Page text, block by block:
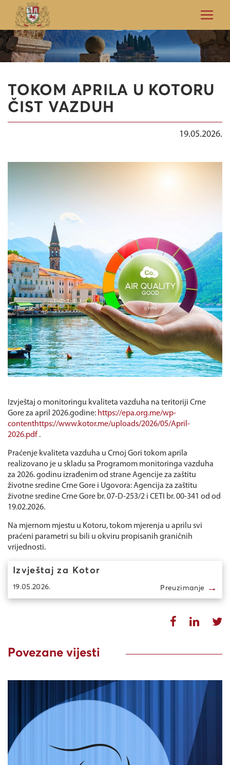
TOKOM APRILA U KOTORU
ČIST VAZDUH
19.05.2026.
Izvještaj o monitoringu kvaliteta vazduha na teritoriji Crne
Gore za april 2026.godine: https://epa.org.me/wp-
contenthttps://www.kotor.me/uploads/2026/05/April-
2026.pdf .
Praćenje kvaliteta vazduha u Crnoj Gori tokom aprila
realizovano je u skladu sa Programom monitoringa vazduha
za 2026. godinu izrađenim od strane Agencije za zaštitu
životne sredine Crne Gore i Ugovora: Agencija za zaštitu
životne sredine Crne Gore br. 07-D-253/2 i CETI br. 00-341 od od
19.02.2026.
Na mjernom mjestu u Kotoru, tokom mjerenja u aprilu svi
praćeni parametri su bili u okviru propisanih graničnih
vrijednosti.
Izvještaj za Kotor
19.05.2026. Preuzimanje →
Povezane vijesti